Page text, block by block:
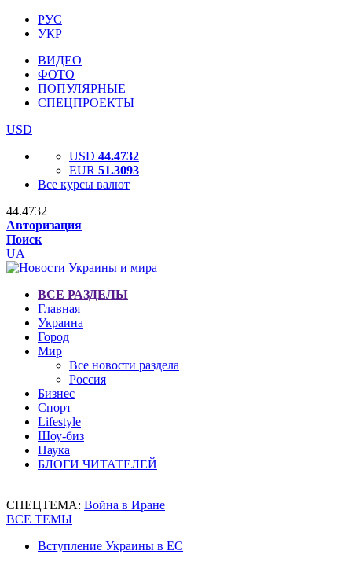
РУС
УКР
ВИДЕО
ФОТО
ПОПУЛЯРНЫЕ
СПЕЦПРОЕКТЫ
USD
USD 44.4732
EUR 51.3093
Все курсы валют
44.4732
Авторизация
Поиск
UA
ВСЕ РАЗДЕЛЫ
Главная
Украина
Город
Мир
Все новости раздела
Россия
Бизнес
Спорт
Lifestyle
Шоу-биз
Наука
БЛОГИ ЧИТАТЕЛЕЙ
СПЕЦТЕМА: Война в Иране
ВСЕ ТЕМЫ
Вступление Украины в ЕС